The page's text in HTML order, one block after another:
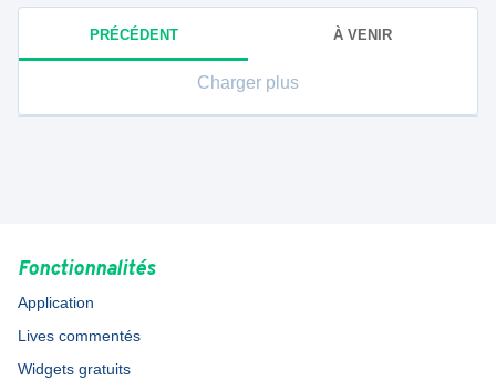
PRÉCÉDENT À VENIR
Charger plus
Fonctionnalités
Application
Lives commentés
Widgets gratuits